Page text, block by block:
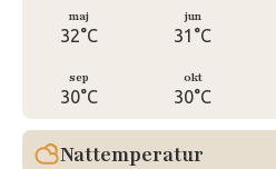
maj
32°C
jun
31°C
sep
30°C
okt
30°C
Nattemperatur